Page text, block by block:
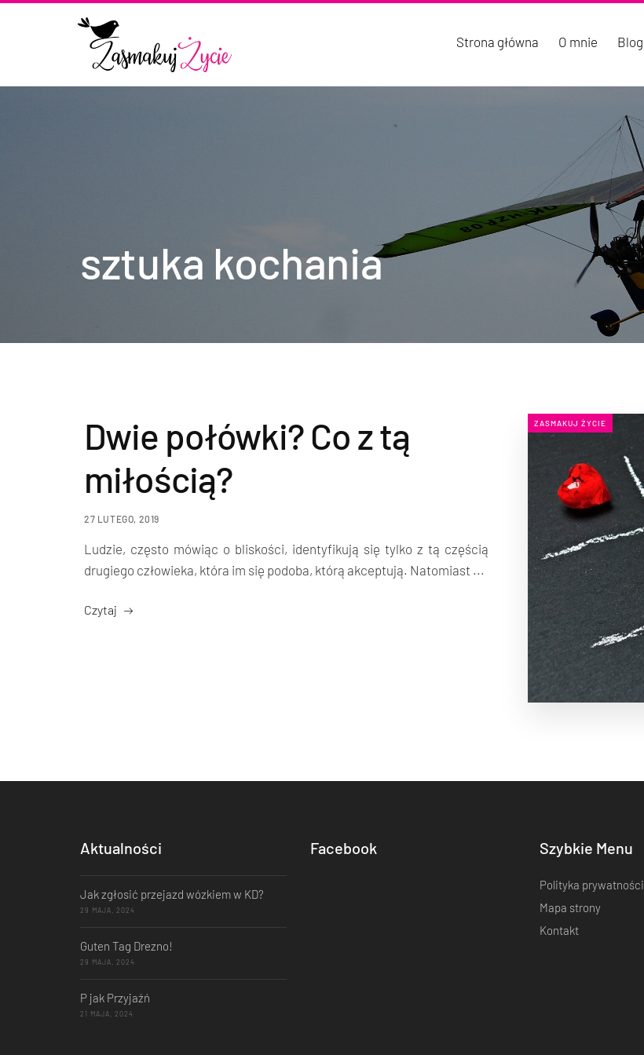
Strona główna O mnie Blog
sztuka kochania
ZASMAKUJ ŻYCIE
Dwie połówki? Co z tą
miłością?
27 LUTEGO, 2019
Ludzie, często mówiąc o bliskości, identyfikują się tylko z tą częścią
drugiego człowieka, która im się podoba, którą akceptują. Natomiast ...
Czytaj
Aktualności
Jak zgłosić przejazd wózkiem w KD?
29 MAJA, 2024
Guten Tag Drezno!
29 MAJA, 2024
P jak Przyjaźń
21 MAJA, 2024
Facebook Szybkie Menu
Polityka prywatności
Mapa strony
Kontakt